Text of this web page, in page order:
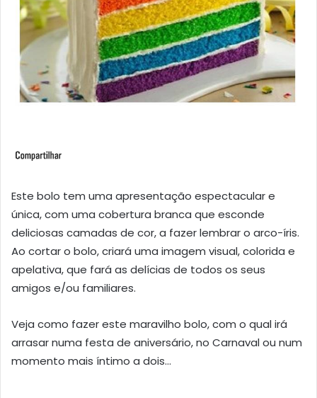
Este bolo tem uma apresentação espectacular e
única, com uma cobertura branca que esconde
deliciosas camadas de cor, a fazer lembrar o arco-íris.
Ao cortar o bolo, criará uma imagem visual, colorida e
apelativa, que fará as delícias de todos os seus
amigos e/ou familiares.
Veja como fazer este maravilho bolo, com o qual irá
arrasar numa festa de aniversário, no Carnaval ou num
momento mais íntimo a dois…